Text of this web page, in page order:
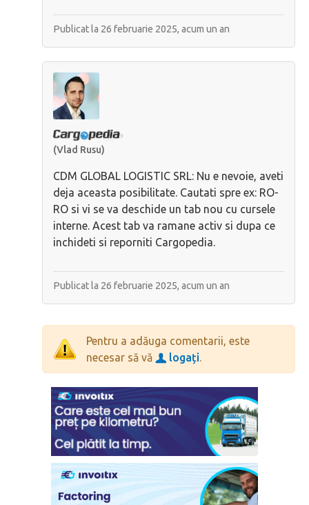
Publicat la 26 februarie 2025, acum un an
(Vlad Rusu)
CDM GLOBAL LOGISTIC SRL: Nu e nevoie, aveti
deja aceasta posibilitate. Cautati spre ex: RO-
RO si vi se va deschide un tab nou cu cursele
interne. Acest tab va ramane activ si dupa ce
inchideti si reporniti Cargopedia.
Publicat la 26 februarie 2025, acum un an
Pentru a adăuga comentarii, este
necesar să vă
logați